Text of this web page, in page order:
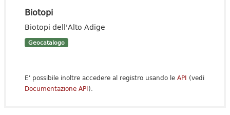
Biotopi
Biotopi dell'Alto Adige
Geocatalogo
E' possibile inoltre accedere al registro usando le API (vedi
Documentazione API).